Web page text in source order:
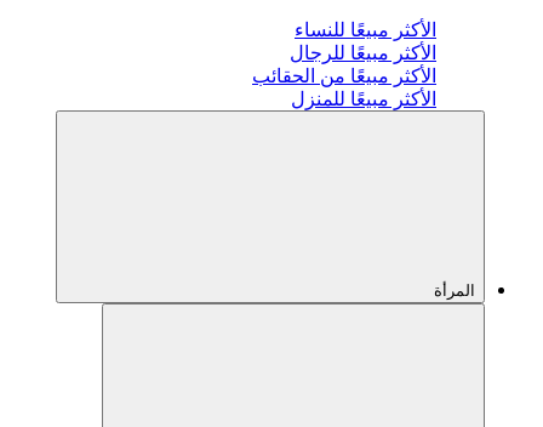
الأكثر مبيعًا للنساء
الأكثر مبيعًا للرجال
الأكثر مبيعًا من الحقائب
الأكثر مبيعًا للمنزل
المرأة